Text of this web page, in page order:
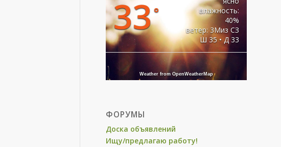
33°
влажность:
40%
ветер: 3Миз СЗ
Ш 35 • Д 33
Weather from OpenWeatherMap
ФОРУМЫ
Доска объявлений
Ищу/предлагаю работу!